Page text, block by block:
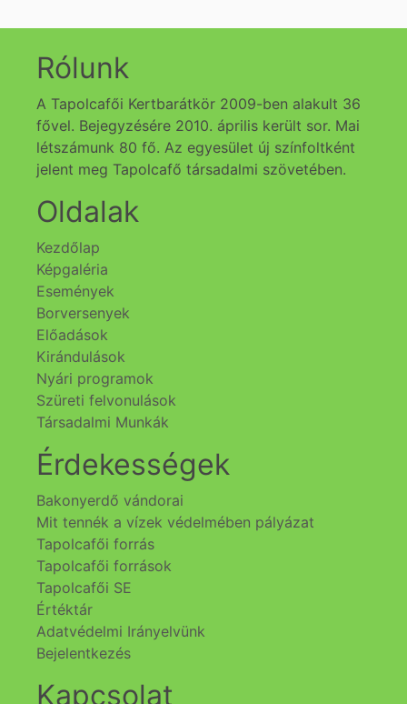
Rólunk
A Tapolcafői Kertbarátkör 2009-ben alakult 36
fővel. Bejegyzésére 2010. április került sor. Mai
létszámunk 80 fő. Az egyesület új színfoltként
jelent meg Tapolcafő társadalmi szövetében.
Oldalak
Kezdőlap
Képgaléria
Események
Borversenyek
Előadások
Kirándulások
Nyári programok
Szüreti felvonulások
Társadalmi Munkák
Érdekességek
Bakonyerdő vándorai
Mit tennék a vízek védelmében pályázat
Tapolcafői forrás
Tapolcafői források
Tapolcafői SE
Értéktár
Adatvédelmi Irányelvünk
Bejelentkezés
Kapcsolat